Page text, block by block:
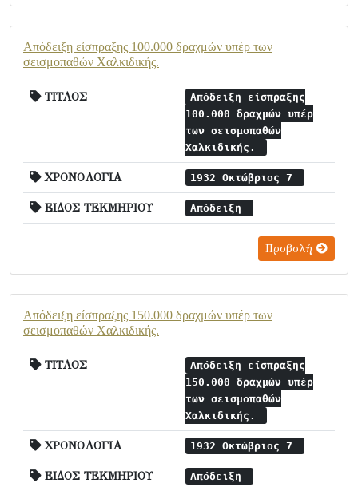
Απόδειξη είσπραξης 100.000 δραχμών υπέρ των
σεισμοπαθών Χαλκιδικής.
ΤΙΤΛΟΣ
Απόδειξη είσπραξης
100.000 δραχμών υπέρ
των σεισμοπαθών
Χαλκιδικής.
ΧΡΟΝΟΛΟΓΙΑ 1932 Οκτώβριος 7
ΕΙΔΟΣ ΤΕΚΜΗΡΙΟΥ Απόδειξη
Προβολή
Απόδειξη είσπραξης 150.000 δραχμών υπέρ των
σεισμοπαθών Χαλκιδικής.
ΤΙΤΛΟΣ
Απόδειξη είσπραξης
150.000 δραχμών υπέρ
των σεισμοπαθών
Χαλκιδικής.
ΧΡΟΝΟΛΟΓΙΑ 1932 Οκτώβριος 7
ΕΙΔΟΣ ΤΕΚΜΗΡΙΟΥ Απόδειξη